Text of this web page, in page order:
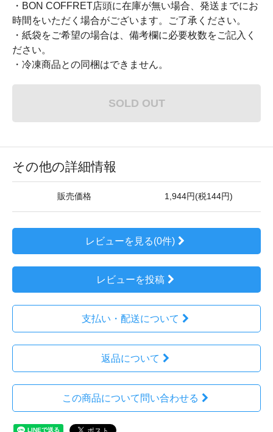
・BON COFFRET店頭に在庫が無い場合、発送までにお
時間をいただく場合がございます。ご了承ください。
・紙袋をご希望の場合は、備考欄に必要枚数をご記入く
ださい。
・冷凍商品との同梱はできません。
SOLD OUT
その他の詳細情報
販売価格 1,944円(税144円)
レビューを見る(0件)
レビューを投稿
支払い・配送について
返品について
この商品について問い合わせる